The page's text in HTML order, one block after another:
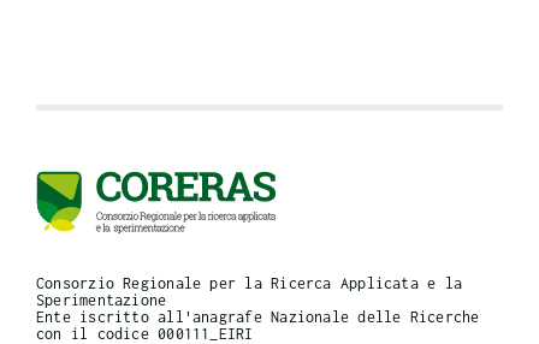
Consorzio Regionale per la Ricerca Applicata e la
Sperimentazione
Ente iscritto all'anagrafe Nazionale delle Ricerche
con il codice 000111_EIRI